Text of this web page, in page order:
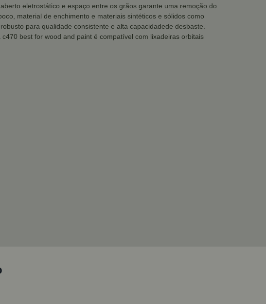
eletrostático e espaço entre os grãos garante uma remoção do
material de enchimento e materiais sintéticos e sólidos como
para qualidade consistente e alta capacidadede desbaste.
best for wood and paint é compatível com lixadeiras orbitais